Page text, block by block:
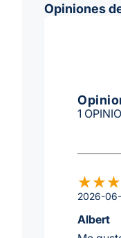
Opiniones
1
2026-
Albert